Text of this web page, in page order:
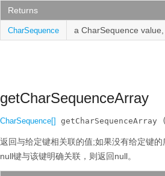
Returns
CharSequence a CharSequence
getCharSequenceArray
CharSequence[] getCharSequenceArray (
返回与给定键相关联的值;如果没有给定键
null键与该键明确关联，则返回null。